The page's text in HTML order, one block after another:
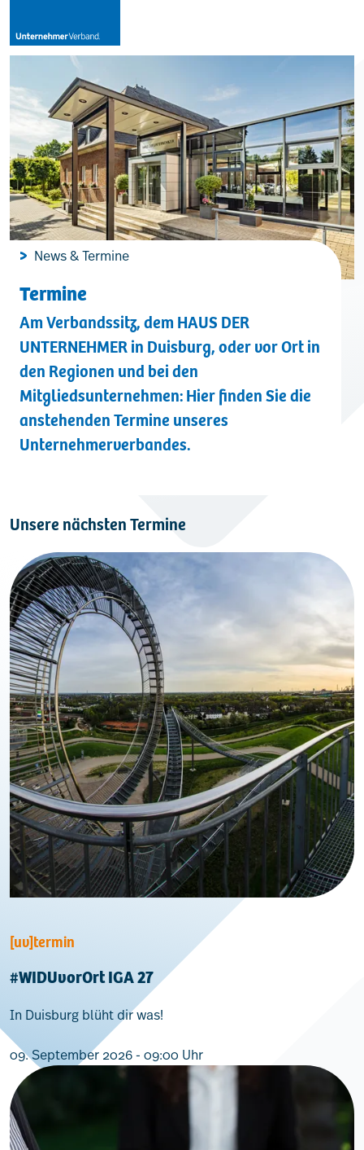
Leistungen
Mitglieder
[uv]campus | Seminare
Verband
Kontakt
News & Termine
Termine
Am Verbandssitz, dem HAUS DER
UNTERNEHMER in Duisburg, oder vor Ort in
den Regionen und bei den
Mitgliedsunternehmen: Hier finden Sie die
anstehenden Termine unseres
Unternehmerverbandes.
Unsere nächsten Termine
[uv]termin
#WIDUvorOrt IGA 27
In Duisburg blüht dir was!
09. September 2026 - 09:00 Uhr